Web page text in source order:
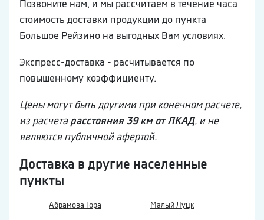
Позвоните нам, и мы рассчитаем в течение часа
стоимость доставки продукции до пункта
Большое Рейзино на выгодных Вам условиях.
Экспресс-доставка - расчитывается по
повышенному коэффициенту.
Цены могут быть другими при конечном расчете,
из расчетарасстояния 39 км от ЛКАД, и не
являются публичной афертой.
Доставка в другие населенные
пункты
Абрамова Гора Малый Луцк